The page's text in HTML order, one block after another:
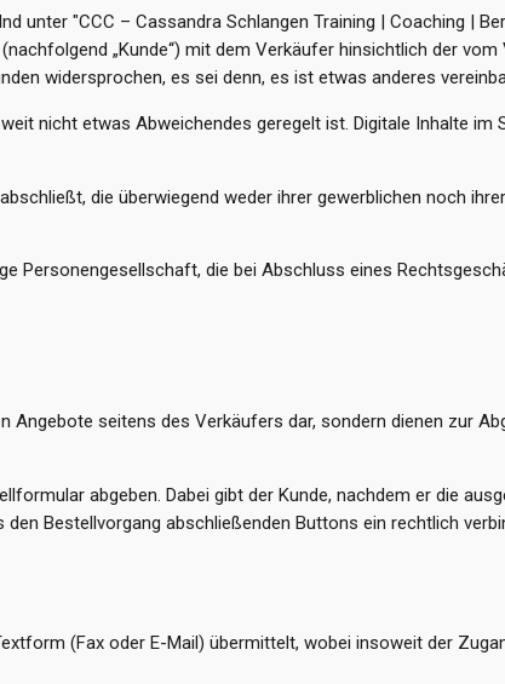
unter "CCC – Cassandra Schlangen Training | Coaching |
„Kunde“) mit dem Verkäufer hinsichtlich der
widersprochen, es sei denn, es ist etwas anderes
nicht etwas Abweichendes geregelt ist. Digitale Inhalte im
die überwiegend weder ihrer gewerblichen noch
Personengesellschaft, die bei Abschluss eines
seitens des Verkäufers dar, sondern dienen zur
abgeben. Dabei gibt der Kunde, nachdem er die
Bestellvorgang abschließenden Buttons ein rechtlich
(Fax oder E-Mail) übermittelt, wobei insoweit der